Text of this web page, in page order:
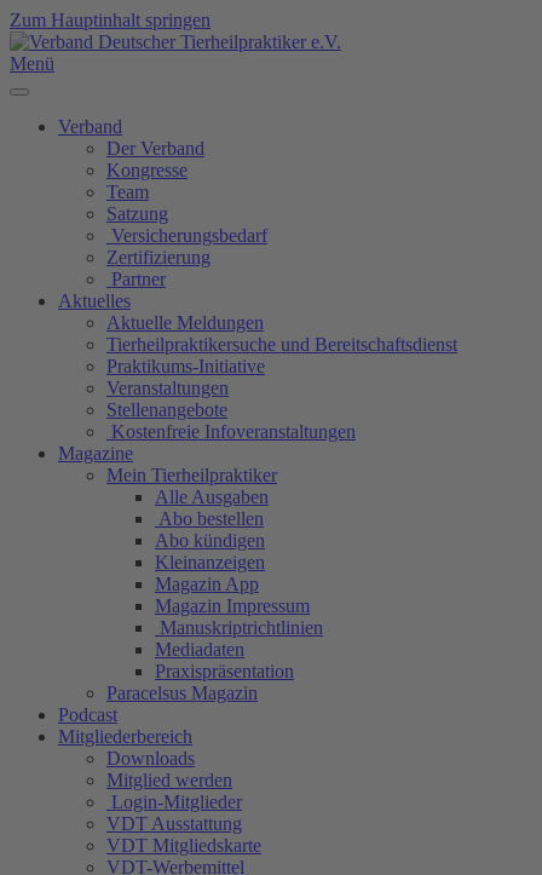
Zum Hauptinhalt springen
Menü
Verband
Der Verband
Kongresse
Team
Satzung
Versicherungsbedarf
Zertifizierung
Partner
Aktuelles
Aktuelle Meldungen
Tierheilpraktikersuche und Bereitschaftsdienst
Praktikums-Initiative
Veranstaltungen
Stellenangebote
Kostenfreie Infoveranstaltungen
Magazine
Mein Tierheilpraktiker
Alle Ausgaben
Abo bestellen
Abo kündigen
Kleinanzeigen
Magazin App
Magazin Impressum
Manuskriptrichtlinien
Mediadaten
Praxispräsentation
Paracelsus Magazin
Podcast
Mitgliederbereich
Downloads
Mitglied werden
Login-Mitglieder
VDT Ausstattung
VDT Mitgliedskarte
VDT-Werbemittel